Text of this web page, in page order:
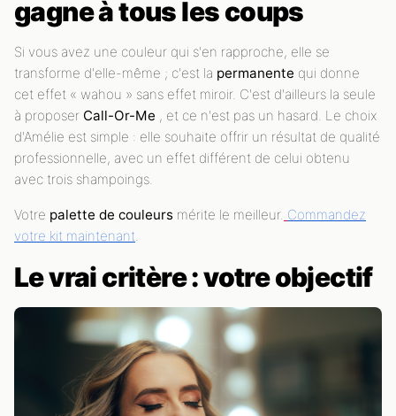
gagne à tous les coups
Si vous avez une couleur qui s'en rapproche, elle se
transforme d'elle-même ; c'est la permanente qui donne
cet effet « wahou » sans effet miroir. C'est d'ailleurs la seule
à proposer Call-Or-Me , et ce n'est pas un hasard. Le choix
d'Amélie est simple : elle souhaite offrir un résultat de qualité
professionnelle, avec un effet différent de celui obtenu
avec trois shampoings.
Votre palette de couleurs mérite le meilleur. Commandez
votre kit maintenant.
Le vrai critère : votre objectif